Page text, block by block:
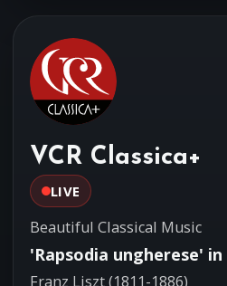
22:36
Sonatina per
No.7 - II
Matsumi
VCR Classica+
LIVE
Beautiful Classical Music
'Rapsodia ungherese'
Franz Liszt (1811-1886)